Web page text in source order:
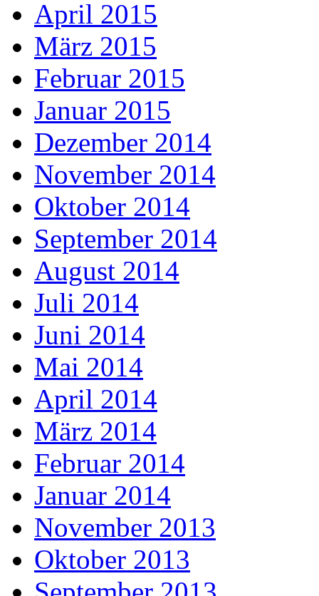
April 2015
März 2015
Februar 2015
Januar 2015
Dezember 2014
November 2014
Oktober 2014
September 2014
August 2014
Juli 2014
Juni 2014
Mai 2014
April 2014
März 2014
Februar 2014
Januar 2014
November 2013
Oktober 2013